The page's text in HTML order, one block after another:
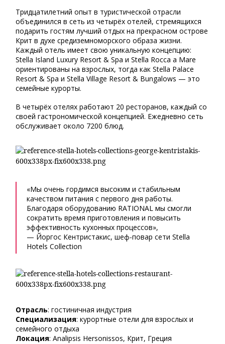
Тридцатилетний опыт в туристической отрасли
объединился в сеть из четырёх отелей, стремящихся
подарить гостям лучший отдых на прекрасном острове
Крит в духе средиземноморского образа жизни.
Каждый отель имеет свою уникальную концепцию:
Stella Island Luxury Resort & Spa и Stella Rocca a Mare
ориентированы на взрослых, тогда как Stella Palace
Resort & Spa и Stella Village Resort & Bungalows — это
семейные курорты.
В четырёх отелях работают 20 ресторанов, каждый со
своей гастрономической концепцией. Ежедневно сеть
обслуживает около 7200 блюд.
«Мы очень гордимся высоким и стабильным
качеством питания с первого дня работы.
Благодаря оборудованию RATIONAL мы смогли
сократить время приготовления и повысить
эффективность кухонных процессов»,
— Йоргос Кентристакис, шеф-повар сети Stella
Hotels Collection
Отрасль: гостиничная индустрия
Специализация: курортные отели для взрослых и
семейного отдыха
Локация: Analipsis Hersonissos, Крит, Греция